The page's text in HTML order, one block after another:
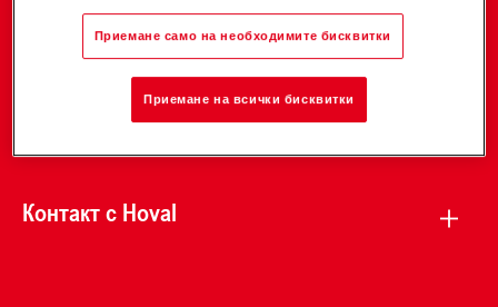
Компания
Контакт с Hoval
Приемане само на необходимите бисквитки
Приемане на всички бисквитки